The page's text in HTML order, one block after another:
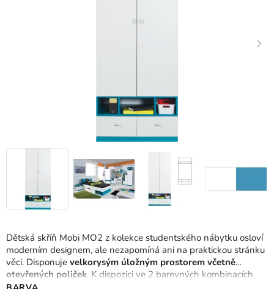
Dětská skříň Mobi MO2 z kolekce studentského nábytku osloví
moderním designem, ale nezapomíná ani na praktickou stránku
věci. Disponuje velkorysým úložným prostorem včetně
otevřených poliček. K dispozici ve 2 barevných kombinacích.